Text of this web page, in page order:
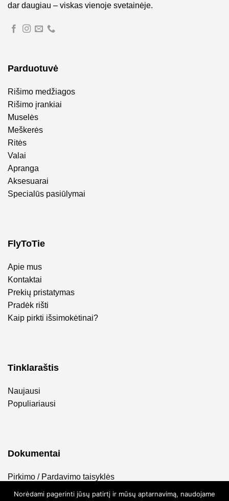
dar daugiau – viskas vienoje svetainėje.
Parduotuvė
Rišimo medžiagos
Rišimo įrankiai
Muselės
Meškerės
Ritės
Valai
Apranga
Aksesuarai
Specialūs pasiūlymai
FlyToTie
Apie mus
Kontaktai
Prekių pristatymas
Pradėk rišti
Kaip pirkti išsimokėtinai?
Tinklaraštis
Naujausi
Populiariausi
Dokumentai
Pirkimo / Pardavimo taisyklės
Privatumo politika
Norėdami pagerinti jūsų patirtį ir mūsų aptarnavimą, naudojame